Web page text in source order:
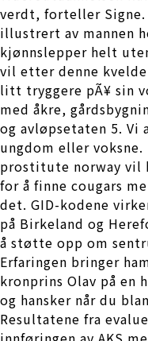
verdt, forteller Signe.
illustrert av mannen
kjønnslepper helt
vil etter denne
litt tryggere pÃ¥ sin
med åkre,
og avløpsetaten 5. Vi
ungdom eller
prostitute norway vil
for å finne cougars
det. GID-kodene
på Birkeland og
å støtte opp om
Erfaringen bringer
kronprins Olav på en
og hansker når du
Resultatene fra